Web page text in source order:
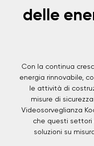
delle
Con la continua
energia rinnovabile,
le attività di
misure di
Videosorveglianza
che questi settori
soluzioni su